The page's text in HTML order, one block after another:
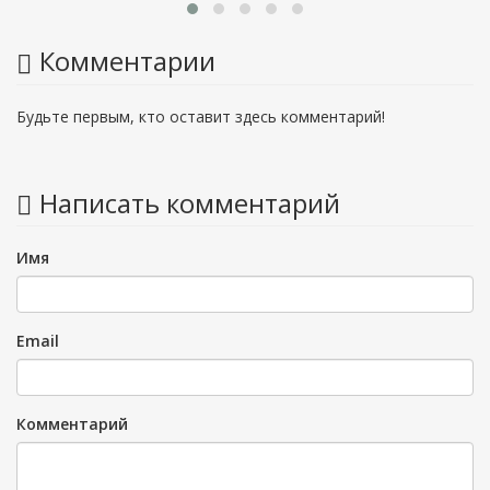
Комментарии
Будьте первым, кто оставит здесь комментарий!
Написать комментарий
Имя
Email
Комментарий